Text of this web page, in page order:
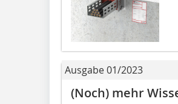
Ausgabe 01/2023
(Noch) mehr